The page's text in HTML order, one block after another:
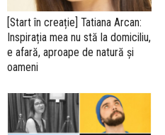
[Start în creație] Tatiana Arcan:
Inspirația mea nu stă la domiciliu,
e afară, aproape de natură și
oameni